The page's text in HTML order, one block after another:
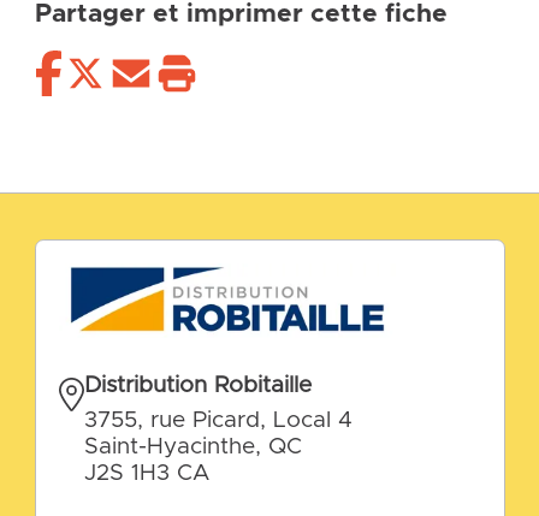
Partager et imprimer cette fiche
Distribution Robitaille
3755, rue Picard, Local 4
Saint-Hyacinthe, QC
J2S 1H3 CA